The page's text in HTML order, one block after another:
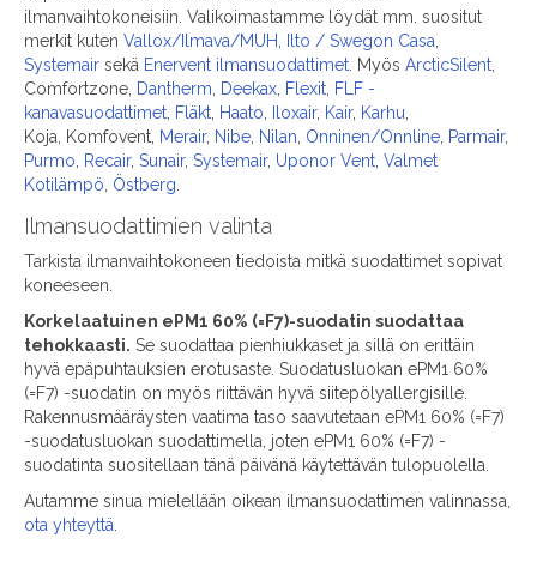
ilmanvaihtokoneisiin. Valikoimastamme löydät mm. suositut
merkit kuten Vallox/Ilmava/MUH, Ilto / Swegon Casa,
Systemair sekä Enervent ilmansuodattimet. Myös ArcticSilent,
Comfortzone, Dantherm, Deekax, Flexit, FLF -
kanavasuodattimet, Fläkt, Haato, Iloxair, Kair, Karhu,
Koja, Komfovent, Merair, Nibe, Nilan, Onninen/Onnline, Parmair,
Purmo, Recair, Sunair, Systemair, Uponor Vent, Valmet
Kotilämpö, Östberg.
Ilmansuodattimien valinta
Tarkista ilmanvaihtokoneen tiedoista mitkä suodattimet sopivat
koneeseen.
Korkelaatuinen ePM1 60% (=F7)-suodatin suodattaa
tehokkaasti. Se suodattaa pienhiukkaset ja sillä on erittäin
hyvä epäpuhtauksien erotusaste. Suodatusluokan ePM1 60%
(=F7) -suodatin on myös riittävän hyvä siitepölyallergisille.
Rakennusmääräysten vaatima taso saavutetaan ePM1 60% (=F7)
-suodatusluokan suodattimella, joten ePM1 60% (=F7) -
suodatinta suositellaan tänä päivänä käytettävän tulopuolella.
Autamme sinua mielellään oikean ilmansuodattimen valinnassa,
ota yhteyttä.